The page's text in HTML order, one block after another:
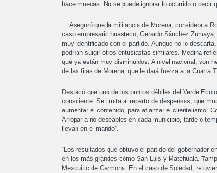
hace muecas. No se puede ignorar lo ocurrido o
Aseguró que la militancia de Morena, considera a
caso empresario huasteco, Gerardo Sánchez
muy identificado con el partido. Aunque no lo
podrían surgir otros entusiastas similares. Medina
que ya están muy disminuidos. A nivel nacional, son
de las filas de Morena, que le dará fuerza a la Cuarta
Destacó que uno de los puntos débiles del Verde
consciente. Se limita al reparto de despensas, que
aumentar el contenido, para afianzar el clientelismo.
Arropar a no deseables en cada municipio, tarde o
llevan en el mando”.
“Los resultados que obtuvo el partido del gobernador
en los más grandes como San Luis y Matehuala.
Mexquitic de Carmona. En el caso de Soledad,